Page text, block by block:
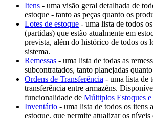
Itens - uma visão geral detalhada de
estoque - tanto as peças quanto os
Lotes de estoque - uma lista de todos
(partidas) que estão atualmente em
prevista, além do histórico de todos os
sistema.
Remessas - uma lista de todas as
subcontratados, tanto planejadas
Ordens de Transferência - uma lista de
transferência entre armazéns.
funcionalidade de Múltiplos Estoques
Inventário - uma lista de todos os itens
estoque, que permite atualizar os níveis